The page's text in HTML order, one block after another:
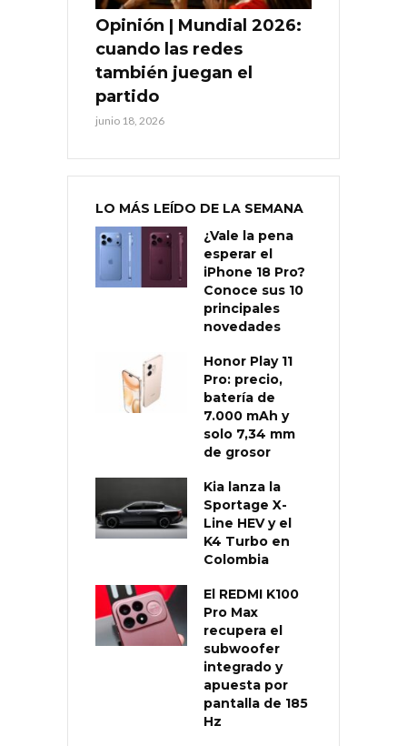
Opinión | Mundial 2026:
cuando las redes
también juegan el
partido
junio 18, 2026
LO MÁS LEÍDO DE LA SEMANA
¿Vale la pena
esperar el
iPhone 18 Pro?
Conoce sus 10
principales
novedades
Honor Play 11
Pro: precio,
batería de
7.000 mAh y
solo 7,34 mm
de grosor
Kia lanza la
Sportage X-
Line HEV y el
K4 Turbo en
Colombia
El REDMI K100
Pro Max
recupera el
subwoofer
integrado y
apuesta por
pantalla de 185
Hz